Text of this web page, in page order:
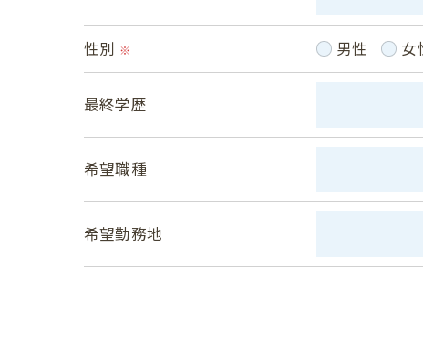
ご本人である事を確認のうえ、対応させて頂
個人情報の開示･訂正･削除・利用停止の具体
性別 ※ 男性 女
最終学歴
希望職種
希望勤務地